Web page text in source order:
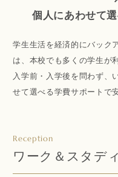
個人にあわせて
学生生活を経済的にバック
は、本校でも多くの学生が
入学前・入学後を問わず、
せて選べる学費サポートで
Reception
ワーク＆スタデ